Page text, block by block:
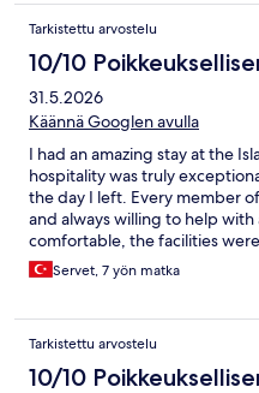
Tarkistettu arvostelu
10/10
31.5.2026
Käännä Googlen avulla
I had an amazing stay at the
hospitality was truly
the day I left. Every member
and always willing to help with
comfortable, the facilities
maintained to a very high
expectations, and I genuinely
memorable. I highly
to anyone visiting Islamabad
again in the future.
Servet, 7 yön matka
Tarkistettu arvostelu
10/10